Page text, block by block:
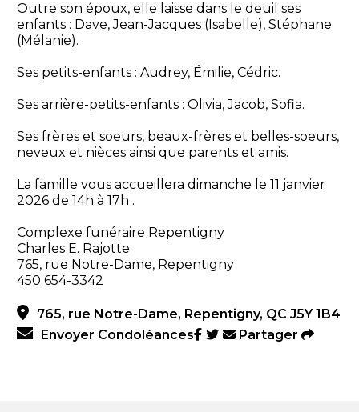
Outre son époux, elle laisse dans le deuil ses
enfants : Dave, Jean-Jacques (Isabelle), Stéphane
(Mélanie).
Ses petits-enfants : Audrey, Émilie, Cédric.
Ses arrière-petits-enfants : Olivia, Jacob, Sofia.
Ses frères et soeurs, beaux-frères et belles-soeurs,
neveux et nièces ainsi que parents et amis.
La famille vous accueillera dimanche le 11 janvier
2026 de 14h à 17h .
Complexe funéraire Repentigny
Charles E. Rajotte
765, rue Notre-Dame, Repentigny
450 654-3342
765, rue Notre-Dame, Repentigny, QC J5Y 1B4
Envoyer Condoléances
Partager